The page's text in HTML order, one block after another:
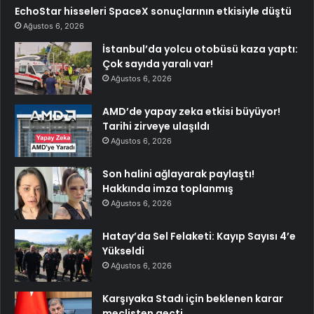
EchoStar hisseleri SpaceX sonuçlarının etkisiyle düştü
Ağustos 6, 2026
İstanbul’da yolcu otobüsü kaza yaptı:
Çok sayıda yaralı var!
Ağustos 6, 2026
AMD’de yapay zeka etkisi büyüyor!
Tarihi zirveye ulaşıldı
Ağustos 6, 2026
Son halini ağlayarak paylaştı!
Hakkında imza toplanmış
Ağustos 6, 2026
Hatay’da Sel Felaketi: Kayıp Sayısı 4’e
Yükseldi
Ağustos 6, 2026
Karşıyaka Stadı için beklenen karar